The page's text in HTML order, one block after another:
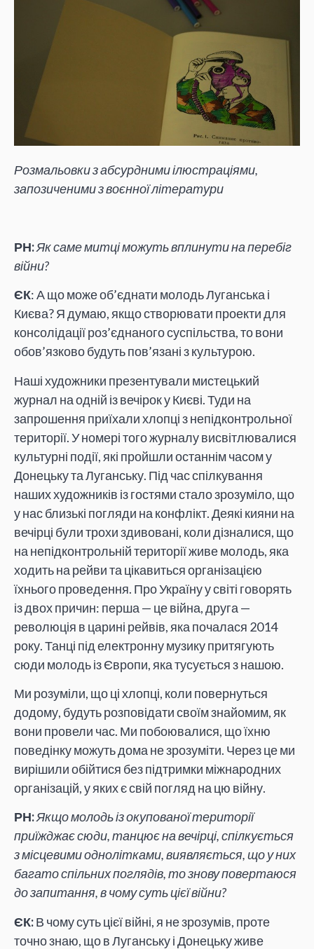
Розмальовки з абсурдними ілюстраціями,
запозиченими з воєнної літератури
РН:Як саме митці можуть вплинути на перебіг
війни?
ЄК: А що може об’єднати молодь Луганська і
Києва? Я думаю, якщо створювати проекти для
консолідації роз’єднаного суспільства, то вони
обов’язково будуть пов’язані з культурою.
Наші художники презентували мистецький
журнал на одній із вечірок у Києві. Туди на
запрошення приїхали хлопці з непідконтрольної
території. У номері того журналу висвітлювалися
культурні події, які пройшли останнім часом у
Донецьку та Луганську. Під час спілкування
наших художників із гостями стало зрозуміло, що
у нас близькі погляди на конфлікт. Деякі кияни на
вечірці були трохи здивовані, коли дізналися, що
на непідконтрольній території живе молодь, яка
ходить на рейви та цікавиться організацією
їхнього проведення. Про Україну у світі говорять
із двох причин: перша — це війна, друга —
революція в царині рейвів, яка почалася 2014
року. Танці під електронну музику притягують
сюди молодь із Європи, яка тусується з нашою.
Ми розуміли, що ці хлопці, коли повернуться
додому, будуть розповідати своїм знайомим, як
вони провели час. Ми побоювалися, що їхню
поведінку можуть дома не зрозуміти. Через це ми
вирішили обійтися без підтримки міжнародних
організацій, у яких є свій погляд на цю війну.
РН:Якщо молодь із окупованої території
приїжджає сюди, танцює на вечірці, спілкується
з місцевими однолітками, виявляється, що у них
багато спільних поглядів, то знову повертаюся
до запитання, в чому суть цієї війни?
ЄК:В чому суть цієї війні, я не зрозумів, проте
точно знаю, що в Луганську і Донецьку живе